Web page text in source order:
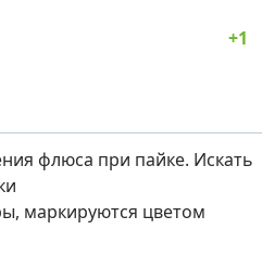
флюса при пайке. Искать
маркируются цветом